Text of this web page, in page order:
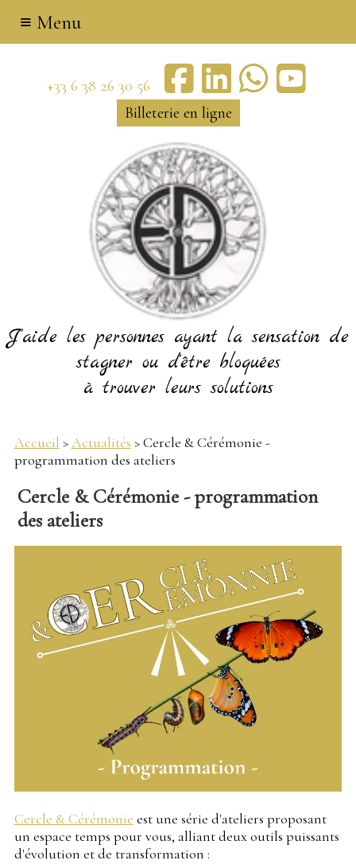
+33 6 38 26 30 56
Billeterie en ligne
J'aide les personnes ayant la sensation de
stagner ou d'être bloquées
à trouver leurs solutions
≡ Menu
Accueil >Actualités > Cercle & Cérémonie -
programmation des ateliers
Cercle & Cérémonie - programmation
des ateliers
Cercle & Cérémonie est une série d'ateliers proposant
un espace temps pour vous, alliant deux outils puissants
d'évolution et de transformation :